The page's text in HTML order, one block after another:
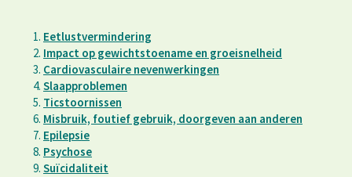
Eetlustvermindering
Impact op gewichtstoename en groeisnelheid
Cardiovasculaire nevenwerkingen
Slaapproblemen
Ticstoornissen
Misbruik, foutief gebruik, doorgeven aan anderen
Epilepsie
Psychose
Suïcidaliteit